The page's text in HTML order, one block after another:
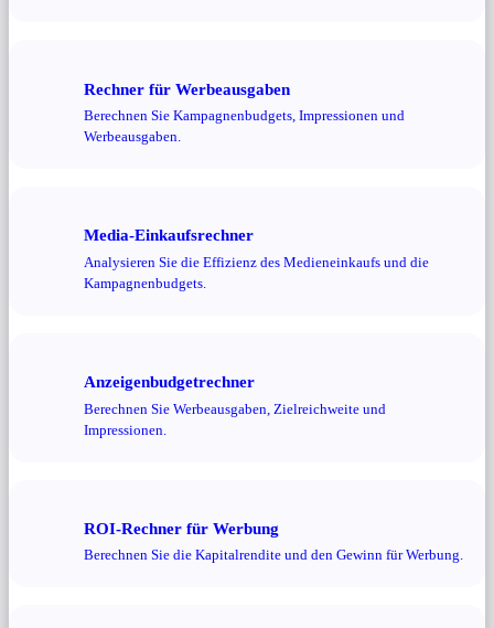
Rechner für Werbeausgaben
Berechnen Sie Kampagnenbudgets, Impressionen und
Werbeausgaben.
Media-Einkaufsrechner
Analysieren Sie die Effizienz des Medieneinkaufs und die
Kampagnenbudgets.
Anzeigenbudgetrechner
Berechnen Sie Werbeausgaben, Zielreichweite und
Impressionen.
ROI-Rechner für Werbung
Berechnen Sie die Kapitalrendite und den Gewinn für Werbung.